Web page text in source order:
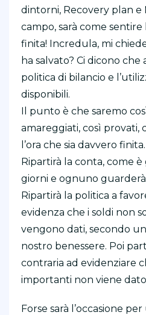
dintorni, Recovery plan e
campo, sarà come sentire
finita! Incredula, mi
ha salvato? Ci dicono che
politica di bilancio e
disponibili.
Il punto è che saremo
amareggiati, così provati,
l’ora che sia davvero finita.
Ripartirà la conta, come
giorni e ognuno guarderà
Ripartirà la politica a
evidenza che i soldi non
vengono dati, secondo
nostro benessere. Poi
contraria ad evidenziare
importanti non viene
Forse sarà l’occasione